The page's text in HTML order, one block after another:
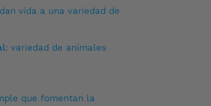
vida a una variedad de
: variedad de animales
que fomentan la